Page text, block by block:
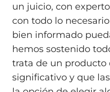
un juicio, con
con todo lo
bien informado
hemos sostenido
trata de un producto
significativo y que